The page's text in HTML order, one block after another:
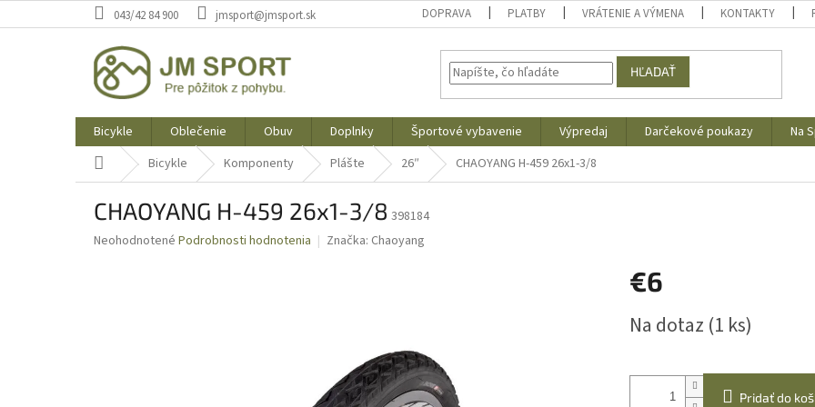
na
043/42 84 900 jmsport@jmsport.sk DOPRAVA PLATBY VRÁTENIE A VÝMENA KONTAKTY
HĽADAŤ
Bicykle Oblečenie Obuv Doplnky Športové vybavenie Výpredaj Darčekové poukazy Na
DomovBicykle Komponenty Plášte 26″ CHAOYANG H-459 26x1-3/8
CHAOYANG H-459 26x1-3/8 398184
Priemerné
Neohodnotené Podrobnosti hodnotenia Značka: Chaoyang
€6
cena:
Na dotaz (1 ks)
Pridať do